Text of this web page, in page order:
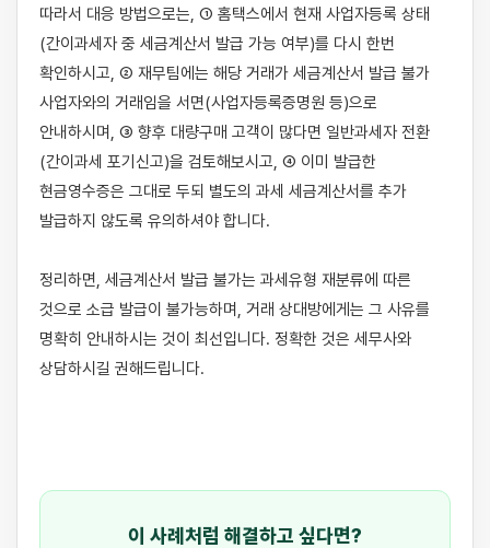
따라서 대응 방법으로는, ① 홈택스에서 현재 사업자등록 상태
(간이과세자 중 세금계산서 발급 가능 여부)를 다시 한번
확인하시고, ② 재무팀에는 해당 거래가 세금계산서 발급 불가
사업자와의 거래임을 서면(사업자등록증명원 등)으로
안내하시며, ③ 향후 대량구매 고객이 많다면 일반과세자 전환
(간이과세 포기신고)을 검토해보시고, ④ 이미 발급한
현금영수증은 그대로 두되 별도의 과세 세금계산서를 추가
발급하지 않도록 유의하셔야 합니다.
정리하면, 세금계산서 발급 불가는 과세유형 재분류에 따른
것으로 소급 발급이 불가능하며, 거래 상대방에게는 그 사유를
명확히 안내하시는 것이 최선입니다. 정확한 것은 세무사와
상담하시길 권해드립니다.
이 사례처럼 해결하고 싶다면?